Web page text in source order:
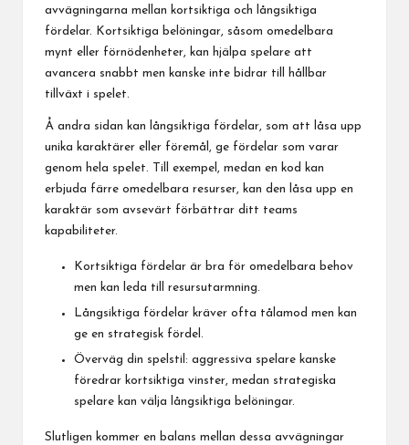
avvägningarna mellan kortsiktiga och långsiktiga
fördelar. Kortsiktiga belöningar, såsom omedelbara
mynt eller förnödenheter, kan hjälpa spelare att
avancera snabbt men kanske inte bidrar till hållbar
tillväxt i spelet.
Å andra sidan kan långsiktiga fördelar, som att låsa upp
unika karaktärer eller föremål, ge fördelar som varar
genom hela spelet. Till exempel, medan en kod kan
erbjuda färre omedelbara resurser, kan den låsa upp en
karaktär som avsevärt förbättrar ditt teams
kapabiliteter.
Kortsiktiga fördelar är bra för omedelbara behov
men kan leda till resursutarmning.
Långsiktiga fördelar kräver ofta tålamod men kan
ge en strategisk fördel.
Överväg din spelstil: aggressiva spelare kanske
föredrar kortsiktiga vinster, medan strategiska
spelare kan välja långsiktiga belöningar.
Slutligen kommer en balans mellan dessa avvägningar